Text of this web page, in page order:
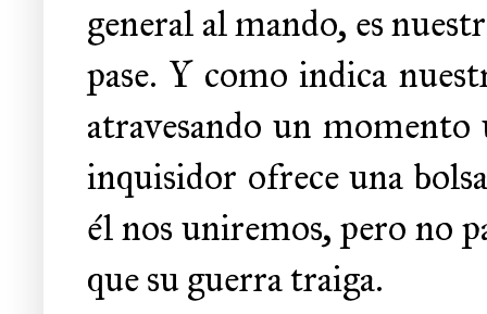
general al mando, es
pase. Y como indica
atravesando un
inquisidor ofrece una
él nos uniremos, pero no
que su guerra traiga.